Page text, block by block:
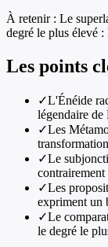
À retenir : Le
degré le plus élevé
Les points
✓L'Énéide
légendaire de
✓Les
✓Le
✓Les
expriment un
✓Le
le degré le